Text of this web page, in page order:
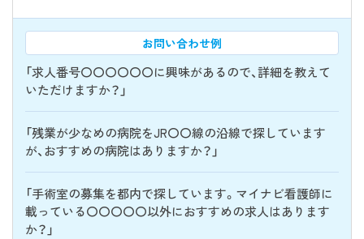
お問い合わせ例
「求人番号〇〇〇〇〇〇に興味があるので、詳細を教えて
いただけますか？」
「残業が少なめの病院をJR〇〇線の沿線で探しています
が、おすすめの病院はありますか？」
「手術室の募集を都内で探しています。マイナビ看護師に
載っている〇〇〇〇〇以外におすすめの求人はあります
か？」